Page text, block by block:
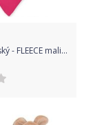
Nákrčník dětský - FLEECE malina - Ivemababy